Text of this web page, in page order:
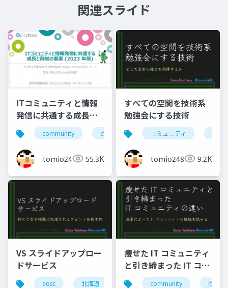
関連スライド
ITコミュニティと情報
発信に共通する成長と
貢献の要素(2023年版)
community cybozutech コミュニティ
tomio2480 55.3K
すべての空間を技術系
勉強会にする技術
コミュニティ
tomio2480 9.2K
VS スライドアップロー
ドサービス
aosc 北海道 旭川 スライド
痩せた IT コミュニティ
と引き締まった IT コミ
ュニティの違い
community 岡山